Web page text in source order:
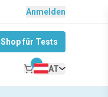
Anmelden
Shop für Tests
AT